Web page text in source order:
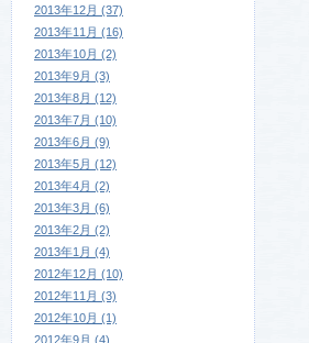
2013年12月 (37)
2013年11月 (16)
2013年10月 (2)
2013年9月 (3)
2013年8月 (12)
2013年7月 (10)
2013年6月 (9)
2013年5月 (12)
2013年4月 (2)
2013年3月 (6)
2013年2月 (2)
2013年1月 (4)
2012年12月 (10)
2012年11月 (3)
2012年10月 (1)
2012年9月 (4)